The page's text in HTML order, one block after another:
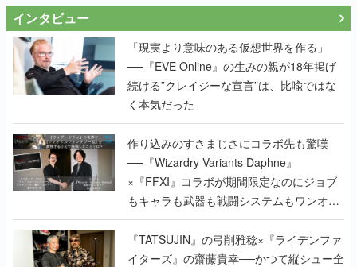
インタビュー
「現実より意味のある仮想世界を作る」
──『EVE Online』の生みの親が18年掲げ
続ける”クレイジーな宣言”は、比喩ではな
く本気だった
作り込みのすさまじさにコラボ先も驚嘆
──『Wizardry Variants Daphne』
×『FFXI』コラボが期間限定なのにジョブ
もキャラも武器も戦闘システムもワンオフ
で作り込まれた理由を両ディレクターに聞
く
『TATSUJIN』の弓削雅稔×『ライデンファ
イターズ』の齋藤貴幸──かつて縦シュー全